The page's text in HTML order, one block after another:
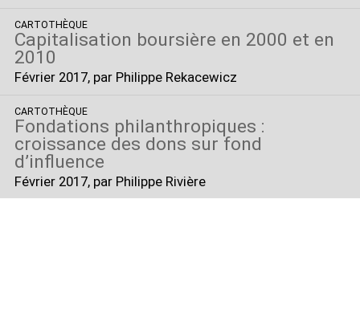
CARTOTHÈQUE
Capitalisation boursière en 2000 et en
2010
Février 2017, par Philippe Rekacewicz
CARTOTHÈQUE
Fondations philanthropiques :
croissance des dons sur fond
d’influence
Février 2017, par Philippe Rivière